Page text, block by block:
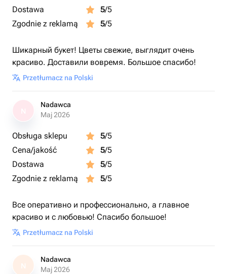
Dostawa 5/5
Zgodnie z reklamą
5/5
Шикарный букет! Цветы свежие, выглядит очень
красиво. Доставили вовремя. Большое спасибо!
Przetłumacz na Polski
Nadawca
Maj 2026
Obsługa sklepu 5/5
Cena/jakość
5/5
Dostawa
5/5
Zgodnie z reklamą
5/5
Все оперативно и профессионально, а главное
красиво и с любовью! Спасибо большое!
Przetłumacz na Polski
N
Nadawca
Maj 2026